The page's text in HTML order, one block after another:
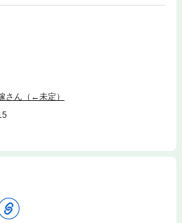
かけて東京の高校に進学するけど…！？
作。
さん（←未定）